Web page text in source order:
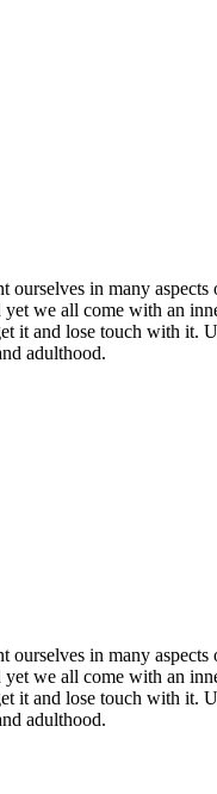
ourselves in many
we all come with an
it and lose touch with it.
adulthood.
ourselves in many
we all come with an
it and lose touch with it.
adulthood.